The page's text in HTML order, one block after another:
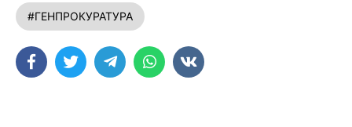
#ГЕНПРОКУРАТУРА